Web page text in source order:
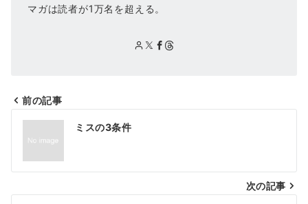
マガは読者が1万名を超える。
投
ナ
ビ
前の記事
ミスの3条件
次の記事